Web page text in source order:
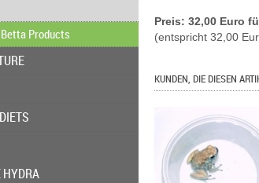
Preis: 32,00 Euro
(entspricht 32,00
KUNDEN, DIE DIESEN
Products
HYDRA